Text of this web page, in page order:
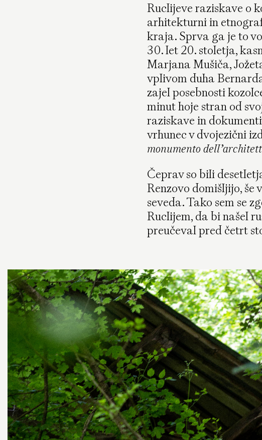
Ruclijeve raziskave o
arhitekturni in
kraja. Sprva ga je to
30. let 20. stoletja,
Marjana Mušiča,
vplivom duha
zajel posebnosti
minut hoje stran od
raziskave in
vrhunec v dvojezični
monumento
Čeprav so bili
Renzovo domišljijo, še
seveda. Tako sem se
Ruclijem, da bi našel
preučeval pred četrt